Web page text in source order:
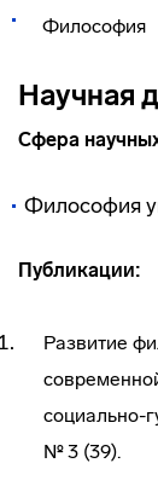
Философия
Научная
Сфера
Философия
Публикации:
Развитие
социально-
№ 3 (39).